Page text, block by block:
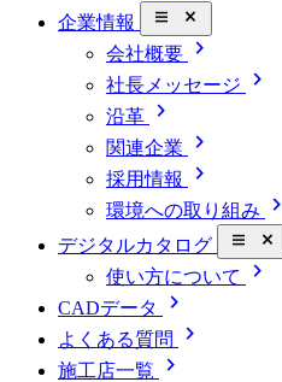
企業情報 close_small
会社概要 chevron_right
社長メッセージ chevron_right
沿革 chevron_right
関連企業 chevron_right
採用情報 chevron_right
環境への取り組み chevron_right
デジタルカタログ close_small
使い方について chevron_right
CADデータ chevron_right
よくある質問 chevron_right
施工店一覧
chevron_right